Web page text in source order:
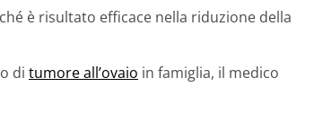
è risultato efficace nella riduzione della
di tumore all’ovaio in famiglia, il medico